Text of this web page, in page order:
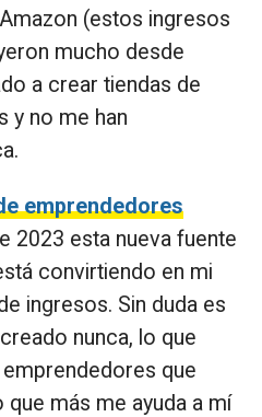
(estos ingresos
mucho desde
a crear tiendas de
y no me han
emprendedores
2023 esta nueva fuente
convirtiendo en mi
ingresos. Sin duda es
nunca, lo que
que
que más me ayuda a mí